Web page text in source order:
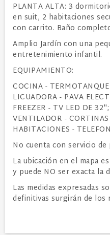
PLANTA ALTA: 3
en suit, 2 habitaciones
con carrito. Baño
Amplio Jardín con una
entretenimiento infantil.
EQUIPAMIENTO:
COCINA -
LICUADORA - PAVA
FREEZER - TV LED DE
VENTILADOR -
HABITACIONES -
No cuenta con servicio de
La ubicación en el mapa
y puede NO ser exacta la
Las medidas expresadas
definitivas surgirán de